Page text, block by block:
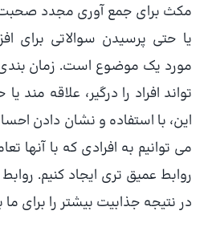
مکث برای جمع آوری مجدد صحبت،
یا حتی پرسیدن سوالاتی برای
مورد یک موضوع است. زمان
تواند افراد را درگیر، علاقه مند
این، با استفاده و نشان دادن
می توانیم به افرادی که با آنها
روابط عمیق تری ایجاد کنیم.
در نتیجه جذابیت بیشتر را برای